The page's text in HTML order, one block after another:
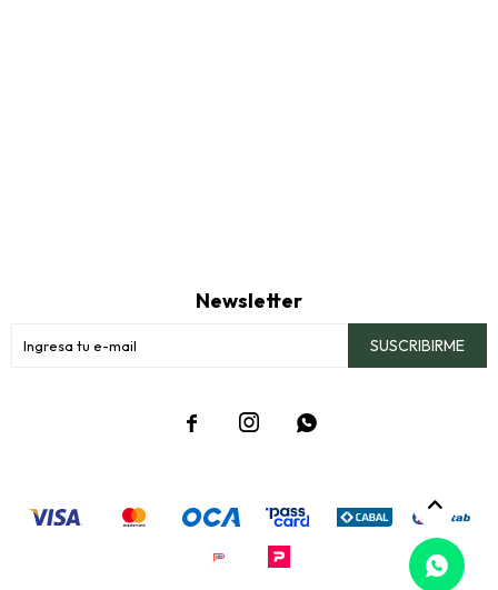
Newsletter
SUSCRIBIRME
  